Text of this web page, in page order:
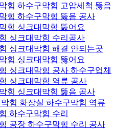
힘 하수구막힘 고압세척 뚫음
힘 하수구막힘 뚫음 공사
힘 싱크대막힘 뚫어요
싱크대막힘 수리공사
싱크대막힘 해결 안되는곳
힘 싱크대막힘 뚫어요
싱크대막힘 공사 하수구업체
싱크대막힘 역류 공사
힘 싱크대막힘 뚫음 공사
힘 화장실 하수구막힘 역류
하수구막힘 수리
공장 하수구막힘 수리 공사